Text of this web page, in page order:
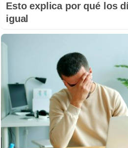
Esto explica por qué los
igual